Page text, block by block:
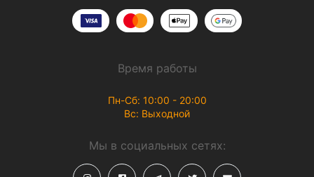
Время работы
Пн-Сб: 10:00 - 20:00
Вс: Выходной
Мы в социальных сетях: